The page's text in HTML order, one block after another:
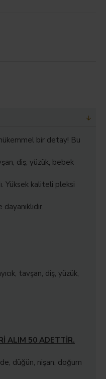
bir detay! Bu
diş, yüzük, bebek
Yüksek kaliteli pleksi
tavşan, diş, yüzük,
ALIM 50 ADETTİR.
düğün, nişan, doğum